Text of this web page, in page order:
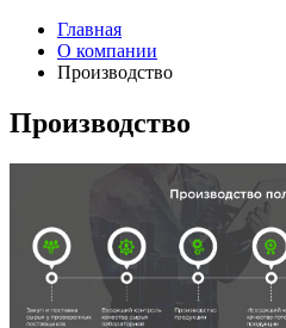
Главная
О компании
Производство
Производство